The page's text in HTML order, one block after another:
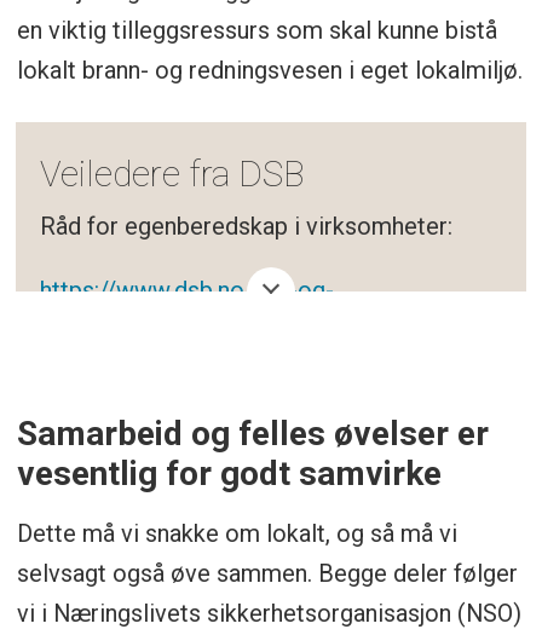
en viktig tilleggsressurs som skal kunne bistå
lokalt brann- og redningsvesen i eget lokalmiljø.
Veiledere fra DSB
Råd for egenberedskap i virksomheter:
https://www.dsb.no/ros-og-
Veiledning for planlegging og
https://www.dsb.no/ovelser/alle-ovelser/
Samarbeid og felles øvelser er
vesentlig for godt samvirke
Dette må vi snakke om lokalt, og så må vi
selvsagt også øve sammen. Begge deler følger
vi i Næringslivets sikkerhetsorganisasjon (NSO)